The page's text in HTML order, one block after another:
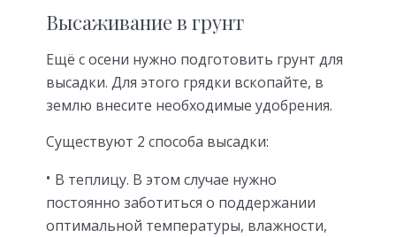
Высаживание в грунт
Ещё с осени нужно подготовить грунт для
высадки. Для этого грядки вскопайте, в
землю внесите необходимые удобрения.
Существуют 2 способа высадки:
В теплицу. В этом случае нужно
постоянно заботиться о поддержании
оптимальной температуры, влажности,